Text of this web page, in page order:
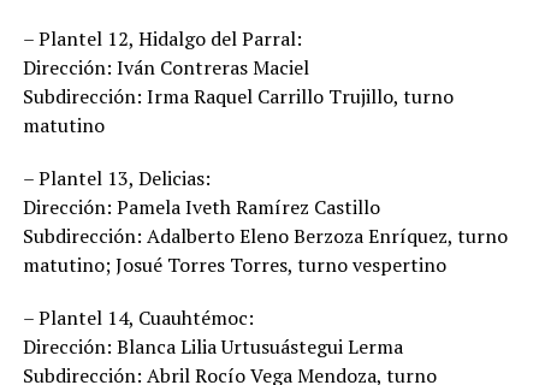
– Plantel 12, Hidalgo del Parral:
Dirección: Iván Contreras Maciel
Subdirección: Irma Raquel Carrillo Trujillo, turno
matutino
– Plantel 13, Delicias:
Dirección: Pamela Iveth Ramírez Castillo
Subdirección: Adalberto Eleno Berzoza Enríquez, turno
matutino; Josué Torres Torres, turno vespertino
– Plantel 14, Cuauhtémoc:
Dirección: Blanca Lilia Urtusuástegui Lerma
Subdirección: Abril Rocío Vega Mendoza, turno